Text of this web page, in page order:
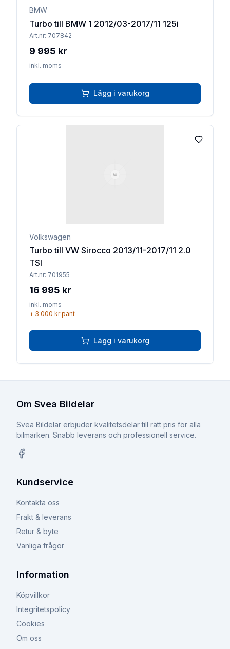
BMW
Turbo till BMW 1 2012/03-2017/11 125i
Art.nr: 707842
9 995 kr
inkl. moms
Lägg i varukorg
Lägg till
Volkswagen
Turbo till VW Sirocco 2013/11-2017/11 2.0
TSI
Art.nr: 701955
16 995 kr
inkl. moms
+ 3 000 krpant
Lägg i varukorg
Om Svea Bildelar
Svea Bildelar erbjuder kvalitetsdelar till rätt pris för alla
bilmärken. Snabb leverans och professionell service.
Kundservice
Kontakta oss
Frakt & leverans
Retur & byte
Vanliga frågor
Information
Köpvillkor
Integritetspolicy
Cookies
Om oss